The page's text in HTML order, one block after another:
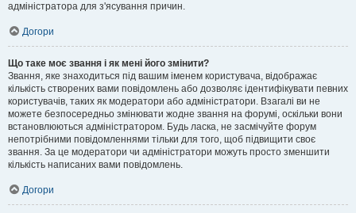
адміністратора для з'ясування причин.
Догори
Що таке моє звання і як мені його змінити?
Звання, яке знаходиться під вашим іменем користувача, відображає
кількість створених вами повідомлень або дозволяє ідентифікувати певних
користувачів, таких як модератори або адміністратори. Взагалі ви не
можете безпосередньо змінювати жодне звання на форумі, оскільки вони
встановлюються адміністратором. Будь ласка, не засмічуйте форум
непотрібними повідомленнями тільки для того, щоб підвищити своє
звання. За це модератори чи адміністратори можуть просто зменшити
кількість написаних вами повідомлень.
Догори